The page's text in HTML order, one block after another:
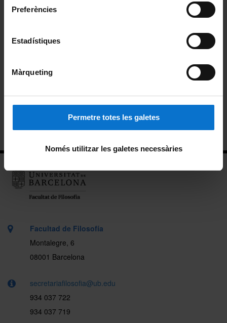
Preferències
Estadístiques
Màrqueting
Permetre totes les galetes
Només utilitzar les galetes necessàries
Elecciones de estudiantes
Actividades de la facultad
Ubicación
Facultad de Filosofía
Montalegre, 6
08001 Barcelona
secretariafilosofia@ub.edu
934 037 722
934 037 719